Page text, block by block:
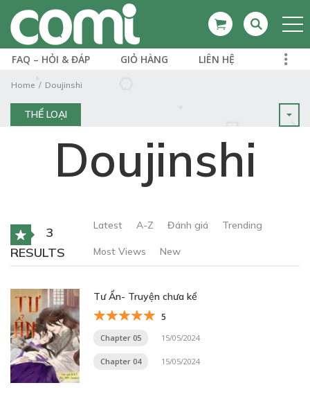
FAQ – HỎI & ĐÁP GIỎ HÀNG LIÊN HỆ
Home Doujinshi
THỂ LOẠI
Doujinshi
3
RESULTS
Latest A-Z Đánh giá Trending
Most Views New
Tư Ẩn- Truyện chưa kể
5
Chapter 05 15/05/2024
Chapter 04 15/05/2024